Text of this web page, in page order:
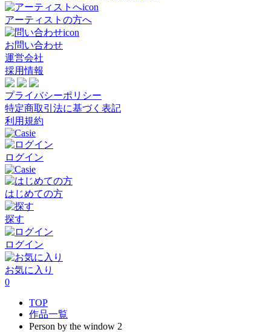
アーティストの方へ
お問い合わせ
運営会社
採用情報
プライバシーポリシー
特定商取引法に基づく表記
利用規約
ログイン
はじめての方
探す
ログイン
お気に入り
0
TOP
作品一覧
Person by the window 2